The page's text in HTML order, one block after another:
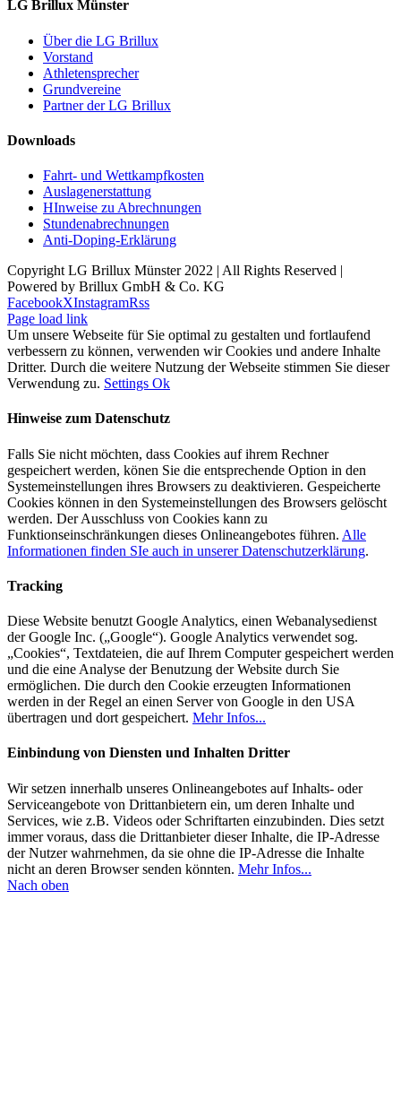
LG Brillux Münster
Über die LG Brillux
Vorstand
Athletensprecher
Grundvereine
Partner der LG Brillux
Downloads
Fahrt- und Wettkampfkosten
Auslagenerstattung
HInweise zu Abrechnungen
Stundenabrechnungen
Anti-Doping-Erklärung
Copyright LG Brillux Münster 2022 | All Rights Reserved |
Powered by Brillux GmbH & Co. KG
FacebookXInstagramRss
Page load link
Um unsere Webseite für Sie optimal zu gestalten und fortlaufend
verbessern zu können, verwenden wir Cookies und andere Inhalte
Dritter. Durch die weitere Nutzung der Webseite stimmen Sie dieser
Verwendung zu. Settings Ok
Hinweise zum Datenschutz
Falls Sie nicht möchten, dass Cookies auf ihrem Rechner
gespeichert werden, könen Sie die entsprechende Option in den
Systemeinstellungen ihres Browsers zu deaktivieren. Gespeicherte
Cookies können in den Systemeinstellungen des Browsers gelöscht
werden. Der Ausschluss von Cookies kann zu
Funktionseinschränkungen dieses Onlineangebotes führen. Alle
Informationen finden SIe auch in unserer Datenschutzerklärung.
Tracking
Diese Website benutzt Google Analytics, einen Webanalysedienst
der Google Inc. („Google“). Google Analytics verwendet sog.
„Cookies“, Textdateien, die auf Ihrem Computer gespeichert werden
und die eine Analyse der Benutzung der Website durch Sie
ermöglichen. Die durch den Cookie erzeugten Informationen
werden in der Regel an einen Server von Google in den USA
übertragen und dort gespeichert. Mehr Infos...
Einbindung von Diensten und Inhalten Dritter
Wir setzen innerhalb unseres Onlineangebotes auf Inhalts- oder
Serviceangebote von Drittanbietern ein, um deren Inhalte und
Services, wie z.B. Videos oder Schriftarten einzubinden. Dies setzt
immer voraus, dass die Drittanbieter dieser Inhalte, die IP-Adresse
der Nutzer wahrnehmen, da sie ohne die IP-Adresse die Inhalte
nicht an deren Browser senden könnten. Mehr Infos...
Nach oben